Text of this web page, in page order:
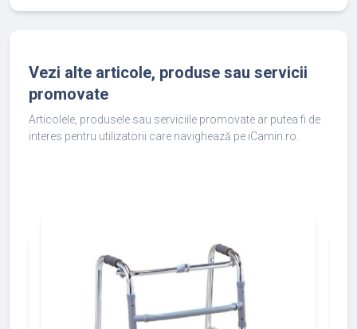
Vezi alte articole, produse sau servicii
promovate
Articolele, produsele sau serviciile promovate ar putea fi de
interes pentru utilizatorii care navighează pe iCamin.ro.